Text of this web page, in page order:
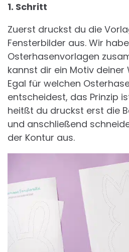
1. Schritt
Zuerst druckst du die
Fensterbilder aus. Wir
Osterhasenvorlagen
kannst dir ein Motiv deiner
Egal für welchen
entscheidest, das Prinzip
heitßt du druckst erst die
und anschließend
der Kontur aus.